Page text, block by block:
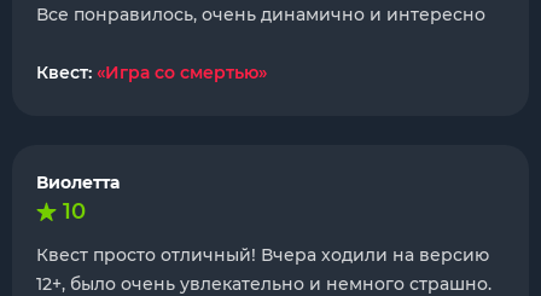
Все понравилось, очень динамично и интересно
Квест: «Игра со смертью»
Виолетта
10
Квест просто отличный! Вчера ходили на версию
12+, было очень увлекательно и немного страшно.